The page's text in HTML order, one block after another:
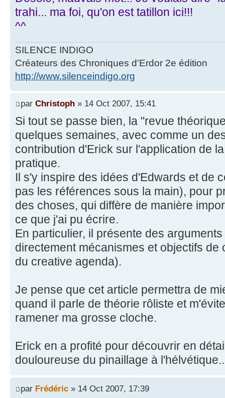
trahi... ma foi, qu'on est tatillon ici!!!
^^
SILENCE INDIGO
Créateurs des Chroniques d'Erdor 2e édition
http://www.silenceindigo.org
par Christoph » 14 Oct 2007, 15:41
Si tout se passe bien, la "revue
quelques semaines, avec comme un
contribution d'Erick sur l'application de
pratique.
Il s'y inspire des idées d'Edwards et de
pas les références sous la main), pour
des choses, qui diffère de manière
ce que j'ai pu écrire.
En particulier, il présente des
directement mécanismes et objectifs de
du creative agenda).
Je pense que cet article permettra de
quand il parle de théorie rôliste et
ramener ma grosse cloche.
Erick en a profité pour découvrir en
douloureuse du pinaillage à
par Frédéric » 14 Oct 2007, 17:39